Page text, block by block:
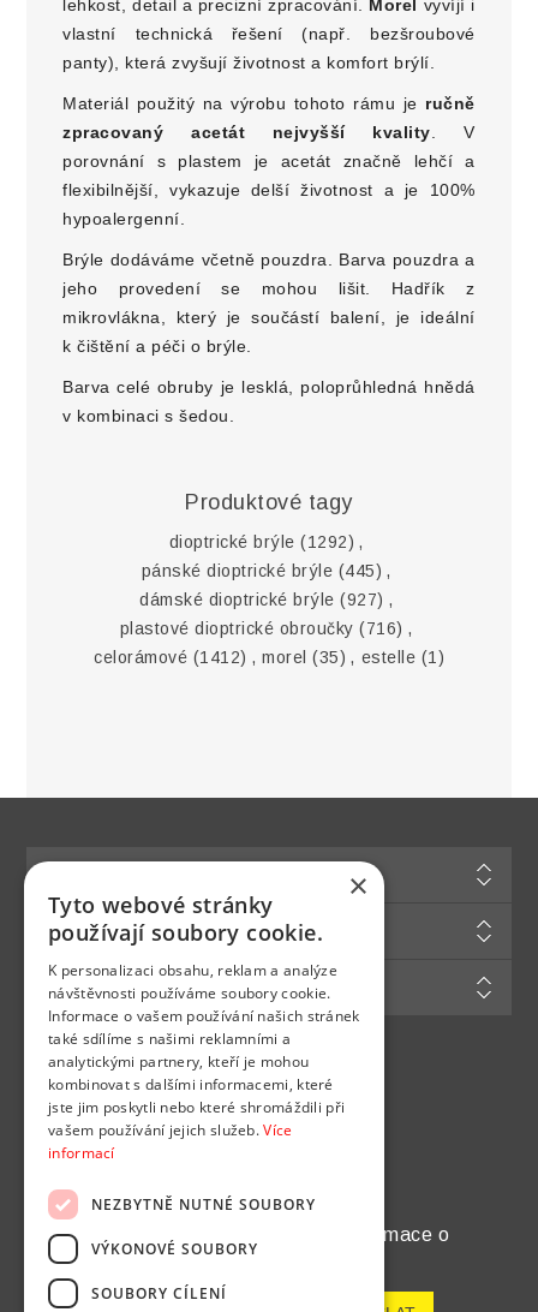
lehkost, detail a precizní zpracování. Morel vyvíjí i
vlastní technická řešení (např. bezšroubové
panty), která zvyšují životnost a komfort brýlí.
Materiál použitý na výrobu tohoto rámu je ručně
zpracovaný acetát nejvyšší kvality . V
porovnání s plastem je acetát značně lehčí a
flexibilnější, vykazuje delší životnost a je 100%
hypoalergenní.
Brýle dodáváme včetně pouzdra. Barva pouzdra a
jeho provedení se mohou lišit. Hadřík z
mikrovlákna, který je součástí balení, je ideální
k čištění a péči o brýle.
Barva celé obruby je lesklá, poloprůhledná hnědá
v kombinaci s šedou.
Produktové tagy
dioptrické brýle (1292) ,
pánské dioptrické brýle (445) ,
dámské dioptrické brýle (927) ,
plastové dioptrické obroučky (716) ,
celorámové (1412) , morel (35) , estelle (1)
Zákaznická podpora
Můj účet
Najdete nás na
Chcete pravidelně dostávat informace o
novinkách a akcích?
×
Tyto webové stránky
používají soubory cookie.
K personalizaci obsahu, reklam a analýze
návštěvnosti používáme soubory cookie.
Informace o vašem používání našich stránek
také sdílíme s našimi reklamními a
analytickými partnery, kteří je mohou
kombinovat s dalšími informacemi, které
jste jim poskytli nebo které shromáždili při
vašem používání jejich služeb.Více
informací
NEZBYTNĚ NUTNÉ SOUBORY
VÝKONOVÉ SOUBORY
SOUBORY CÍLENÍ